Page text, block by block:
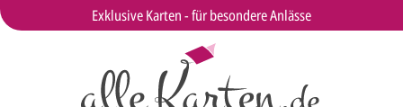
Exklusive Karten - für besondere Anlässe